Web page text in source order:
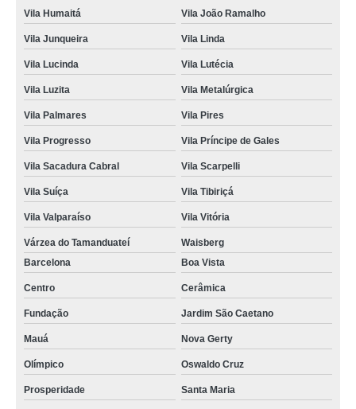
limpeza tártaro cachorro Parque Rio Grande
limpeza de tártaro para gatos agendar Sítio dos Teco
limpeza dentária canina agendar São José
onde fazer limpeza tártaro gato Jardim Joaquim Eugênio de Lima
limpeza tártaro agendar Vila Alice
onde fazer tartarectomia em animais Prosperidade
limpeza de tártaro canina agendar Acampamento Anchieta
onde faz limpeza de tártaro de cães Jardim Clube de Campo
onde fazer limpeza de tártaro de cães Vila Guiomar
onde fazer limpeza tártaro cachorro Vila Alpina
onde fazer limpeza de tártaro canino Parque Novo Oratório
onde faz limpeza tártaro Cerâmica
onde fazer limpeza de tártaro canina Oswaldo Cruz
limpeza tártaro cachorro clínica Jardim Bela Vista
onde fazer tartarectomia em cachorro Cidade São Jorge
Vila Humaitá Vila João Ramalho
Vila Junqueira Vila Linda
Vila Lucinda Vila Lutécia
Vila Luzita Vila Metalúrgica
Vila Palmares Vila Pires
Vila Progresso Vila Príncipe de Gales
Vila Sacadura Cabral Vila Scarpelli
Vila Suíça Vila Tibiriçá
Vila Valparaíso Vila Vitória
Várzea do Tamanduateí
Waisberg
Barcelona
Boa Vista
Centro Cerâmica
Fundação Jardim São Caetano
Mauá Nova Gerty
Olímpico Oswaldo Cruz
Prosperidade Santa Maria